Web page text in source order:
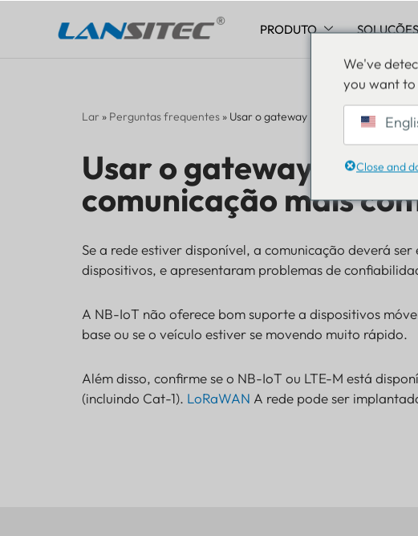
PRODUTO SOLUÇÕES
Lar » Perguntas frequentes » Usar o gateway NB-IoT/LTE-M
Usar o gateway NB-
comunicação mais
Se a rede estiver disponível, a comunicação deverá ser
dispositivos, e apresentaram problemas de
A NB-IoT não oferece bom suporte a dispositivos
base ou se o veículo estiver se movendo muito rápido.
Além disso, confirme se o NB-IoT ou LTE-M está
(incluindo Cat-1). LoRaWAN A rede pode ser
We've
you want to
Close and